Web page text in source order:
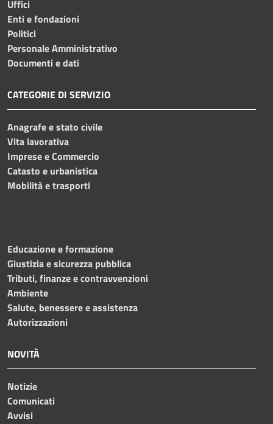
Uffici
Enti e fondazioni
Politici
Personale Amministrativo
Documenti e dati
CATEGORIE DI SERVIZIO
Anagrafe e stato civile
Vita lavorativa
Imprese e Commercio
Catasto e urbanistica
Mobilità e trasporti
Educazione e formazione
Giustizia e sicurezza pubblica
Tributi, finanze e contravvenzioni
Ambiente
Salute, benessere e assistenza
Autorizzazioni
NOVITÀ
Notizie
Comunicati
Avvisi